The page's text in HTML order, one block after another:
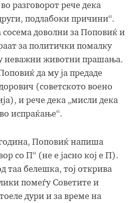
разговорот рече дека
подлабоки причини“.
доволни за Поповиќ и
за политички помалку
неважни животни прашања.
да му ја предаде
(советското воено
и рече дека „мисли дека
испраќање“.
Поповиќ напиша
со П“ (не е јасно кој е П).
таа белешка, тој открива
помеѓу Советите и
дури и за време на